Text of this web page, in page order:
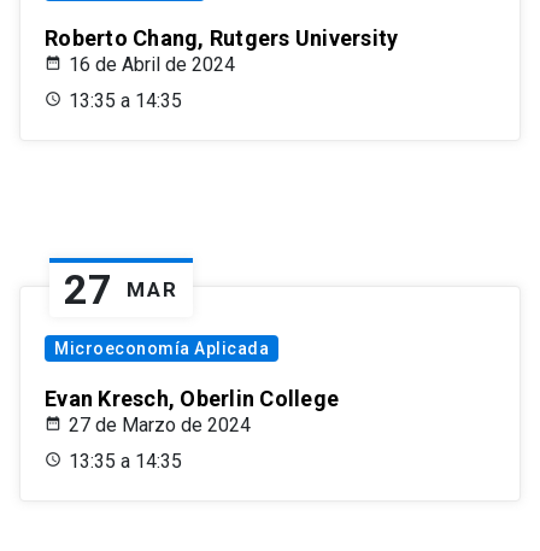
Roberto Chang, Rutgers University
16 de Abril de 2024
13:35 a 14:35
27 MAR
Microeconomía Aplicada
Evan Kresch, Oberlin College
27 de Marzo de 2024
13:35 a 14:35